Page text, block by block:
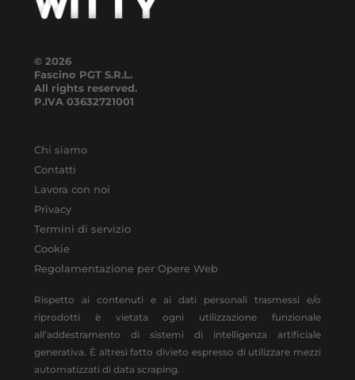
© 2026
Fascino PGT S.R.L.
All rights reserved.
P.IVA 03632721001
Chi siamo
Contatti
Lavora con noi
Privacy
Termini di servizio
Cookie
Regolamentazione per Opere Web
Rispetto ai contenuti e ai dati personali trasmessi e/o
riprodotti è vietata ogni utilizzazione funzionale
all’addestramento di sistemi di intelligenza artificiale
generativa. È altresì fatto divieto espresso di utilizzare mezzi
automatizzati di data scraping.